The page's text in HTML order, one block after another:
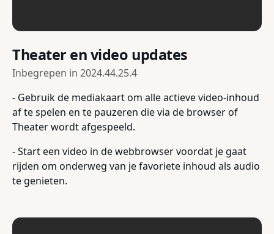
Theater en video updates
Inbegrepen in 2024.44.25.4
- Gebruik de mediakaart om alle actieve video-inhoud
af te spelen en te pauzeren die via de browser of
Theater wordt afgespeeld.
- Start een video in de webbrowser voordat je gaat
rijden om onderweg van je favoriete inhoud als audio
te genieten.